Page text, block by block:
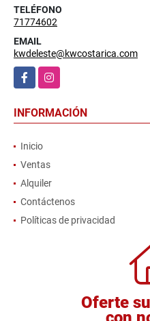
TELÉFONO
71774602
EMAIL
kwdeleste@kwcostarica.com
FacebookInstagram
INFORMACIÓN
Inicio
Ventas
Alquiler
Contáctenos
Políticas de privacidad
Oferte